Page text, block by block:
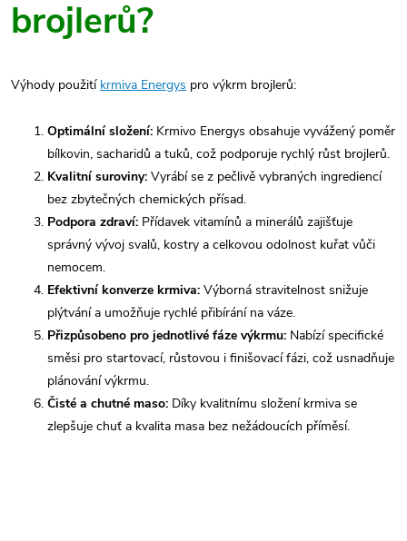
brojlerů?
Výhody použití krmiva Energys pro výkrm brojlerů:
Optimální složení: Krmivo Energys obsahuje vyvážený poměr
bílkovin, sacharidů a tuků, což podporuje rychlý růst brojlerů.
Kvalitní suroviny: Vyrábí se z pečlivě vybraných ingrediencí
bez zbytečných chemických přísad.
Podpora zdraví: Přídavek vitamínů a minerálů zajišťuje
správný vývoj svalů, kostry a celkovou odolnost kuřat vůči
nemocem.
Efektivní konverze krmiva: Výborná stravitelnost snižuje
plýtvání a umožňuje rychlé přibírání na váze.
Přizpůsobeno pro jednotlivé fáze výkrmu: Nabízí specifické
směsi pro startovací, růstovou i finišovací fázi, což usnadňuje
plánování výkrmu.
Čisté a chutné maso: Díky kvalitnímu složení krmiva se
zlepšuje chuť a kvalita masa bez nežádoucích příměsí.